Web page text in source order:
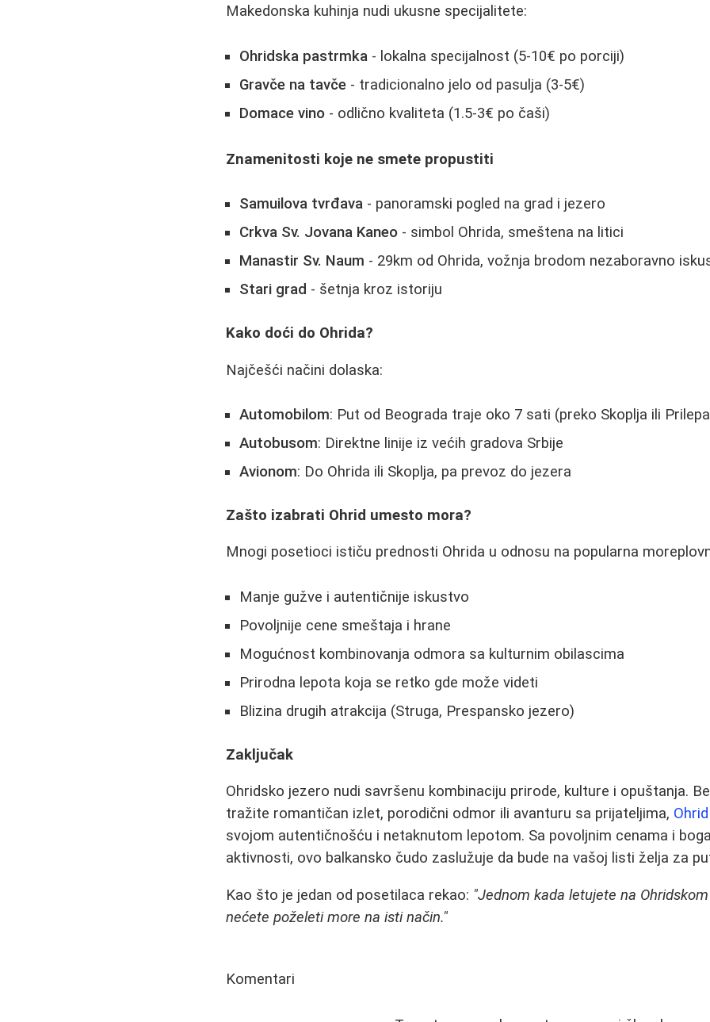
Makedonska kuhinja nudi ukusne specijalitete:
Ohridska pastrmka - lokalna specijalnost (5-10€ po porciji)
Gravče na tavče - tradicionalno jelo od pasulja (3-5€)
Domace vino - odlično kvaliteta (1.5-3€ po čaši)
Znamenitosti koje ne smete propustiti
Samuilova tvrđava - panoramski pogled na grad i jezero
Crkva Sv. Jovana Kaneo - simbol Ohrida, smeštena na litici
Manastir Sv. Naum - 29km od Ohrida, vožnja brodom nezaboravno
Stari grad - šetnja kroz istoriju
Kako doći do Ohrida?
Najčešći načini dolaska:
Automobilom: Put od Beograda traje oko 7 sati (preko Skoplja ili
Autobusom: Direktne linije iz većih gradova Srbije
Avionom: Do Ohrida ili Skoplja, pa prevoz do jezera
Zašto izabrati Ohrid umesto mora?
Mnogi posetioci ističu prednosti Ohrida u odnosu na popularna
Manje gužve i autentičnije iskustvo
Povoljnije cene smeštaja i hrane
Mogućnost kombinovanja odmora sa kulturnim obilascima
Prirodna lepota koja se retko gde može videti
Blizina drugih atrakcija (Struga, Prespansko jezero)
Zaključak
Ohridsko jezero nudi savršenu kombinaciju prirode, kulture i opuštanja.
tražite romantičan izlet, porodični odmor ili avanturu sa prijateljima,
svojom autentičnošću i netaknutom lepotom. Sa povoljnim cenama i
aktivnosti, ovo balkansko čudo zaslužuje da bude na vašoj listi želja za
Kao što je jedan od posetilaca rekao: "Jednom kada letujete na
nećete poželeti more na isti način."
Komentari